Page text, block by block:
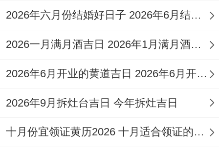
2026
年8
日
七
月
四
期
日
出行、解
出火、拆
卸、入宅、
造、上梁、
安床、栽
丧、
祭
作
灶、
土、
冲
龙
2026年六月份结婚好日子 2026年6月结婚好吗
2026一月满月酒吉日 2026年1月满月酒吉日
2026年6月开业的黄道吉日 2026年6月开业黄道吉日查询
2026年9月拆灶台吉日 今年拆灶吉日
十月份宜领证黄历2026 十月适合领证的好日子2026年